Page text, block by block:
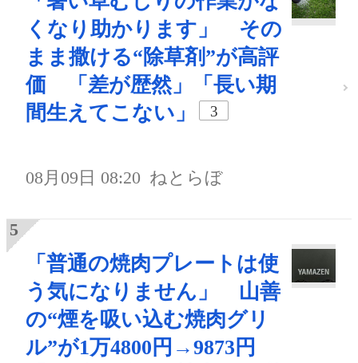
くなり助かります」 その
まま撒ける“除草剤”が高評
価 「差が歴然」「長い期
間生えてこない」
3
08月09日 08:20 ねとらぼ
「普通の焼肉プレートは使
う気になりません」 山善
の“煙を吸い込む焼肉グリ
ル”が1万4800円→9873円